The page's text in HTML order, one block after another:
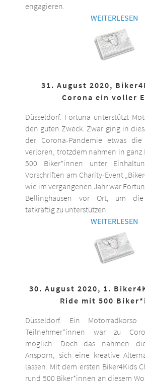
engagieren.
WEITERLESEN
31. August 2020,
Corona ein voller
Düsseldorf. Fortuna unterstützt
den guten Zweck. Zwar ging in
der Corona-Pandemie etwas die
verloren, trotzdem nahmen in ganz
500 Biker*innen unter
Vorschriften am Charity-Event
wie im vergangenen Jahr war
Bellinghausen vor Ort, um die
tatkräftig zu unterstützen.
WEITERLESEN
30. August 2020, 1.
Ride mit 500
Düsseldorf. Ein
Teilnehmer*innen war zu
möglich. Doch das nahmen
Ansporn, sich eine kreative
lassen. Mit dem ersten Biker4Kids
rund 500 Biker*innen an diesem